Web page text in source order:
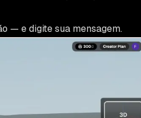
— e digite sua mensagem.